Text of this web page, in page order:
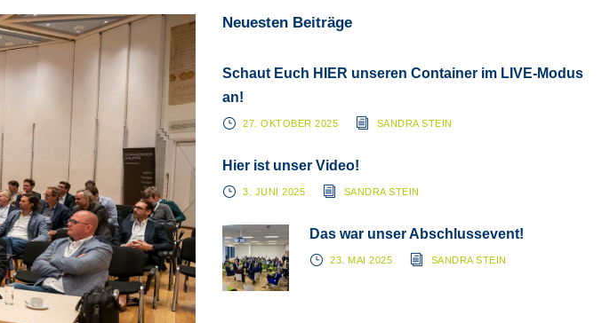
Neuesten Beiträge
Schaut Euch HIER unseren Container im LIVE-Modus
an!
27. OKTOBER 2025 SANDRA STEIN
Hier ist unser Video!
3. JUNI 2025 SANDRA STEIN
Das war unser Abschlussevent!
23. MAI 2025 SANDRA STEIN